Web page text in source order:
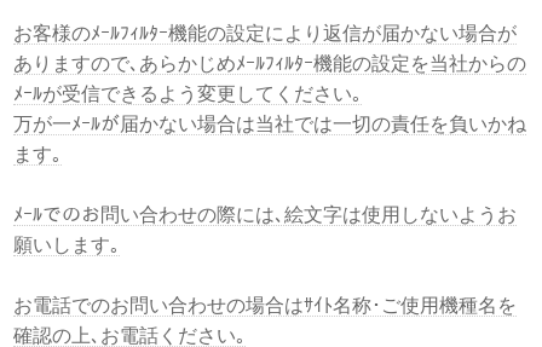
お客様のﾒｰﾙﾌｨﾙﾀｰ機能の設定により返信が届かない場合が
ありますので､あらかじめﾒｰﾙﾌｨﾙﾀｰ機能の設定を当社からの
ﾒｰﾙが受信できるよう変更してください｡
万が一ﾒｰﾙが届かない場合は当社では一切の責任を負いかね
ます｡
ﾒｰﾙでのお問い合わせの際には､絵文字は使用しないようお
願いします｡
お電話でのお問い合わせの場合はｻｲﾄ名称･ご使用機種名を
確認の上､お電話ください｡